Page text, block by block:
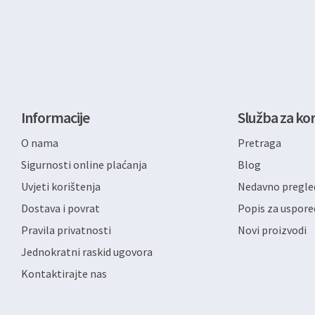
Informacije
O nama
Sigurnosti online plaćanja
Uvjeti korištenja
Dostava i povrat
Pravila privatnosti
Jednokratni raskid ugovora
Kontaktirajte nas
Služba za
Pretraga
Blog
Nedavno
Popis za
Novi proizvodi